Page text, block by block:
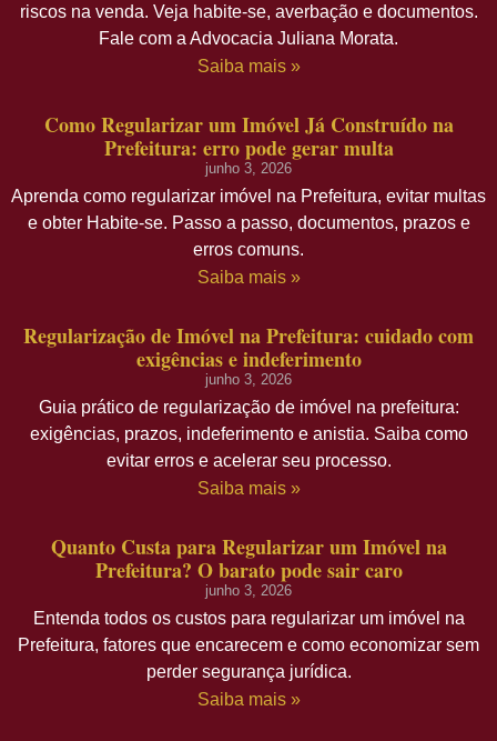
riscos na venda. Veja habite-se, averbação e documentos.
Fale com a Advocacia Juliana Morata.
Saiba mais »
Como Regularizar um Imóvel Já Construído na
Prefeitura: erro pode gerar multa
junho 3, 2026
Aprenda como regularizar imóvel na Prefeitura, evitar multas
e obter Habite-se. Passo a passo, documentos, prazos e
erros comuns.
Saiba mais »
Regularização de Imóvel na Prefeitura: cuidado com
exigências e indeferimento
junho 3, 2026
Guia prático de regularização de imóvel na prefeitura:
exigências, prazos, indeferimento e anistia. Saiba como
evitar erros e acelerar seu processo.
Saiba mais »
Quanto Custa para Regularizar um Imóvel na
Prefeitura? O barato pode sair caro
junho 3, 2026
Entenda todos os custos para regularizar um imóvel na
Prefeitura, fatores que encarecem e como economizar sem
perder segurança jurídica.
Saiba mais »